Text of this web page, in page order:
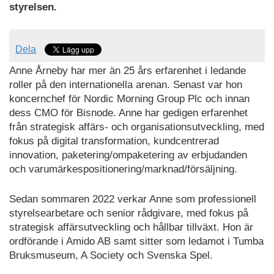
styrelsen.
Dela
Anne Årneby har mer än 25 års erfarenhet i ledande
roller på den internationella arenan. Senast var hon
koncernchef för Nordic Morning Group Plc och innan
dess CMO för Bisnode. Anne har gedigen erfarenhet
från strategisk affärs- och organisationsutveckling, med
fokus på digital transformation, kundcentrerad
innovation, paketering/ompaketering av erbjudanden
och varumärkespositionering/marknad/försäljning.
Sedan sommaren 2022 verkar Anne som professionell
styrelsearbetare och senior rådgivare, med fokus på
strategisk affärsutveckling och hållbar tillväxt. Hon är
ordförande i Amido AB samt sitter som ledamot i Tumba
Bruksmuseum, A Society och Svenska Spel.